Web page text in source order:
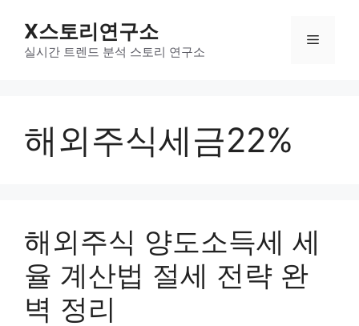
X스토리연구소
실시간 트렌드 분석 스토리 연구소
메
해외주식세금22%
해외주식 양도소득세 세
율 계산법 절세 전략 완
벽 정리